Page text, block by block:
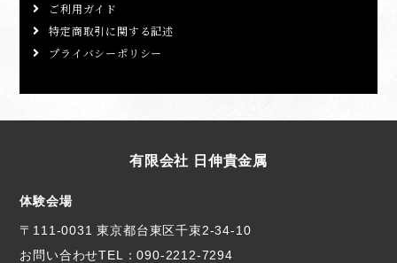
ご利用ガイド
特定商取引に関する記述
プライバシーポリシー
有限会社 日伸貴金属
体験会場
〒111-0031 東京都台東区千束2-34-10
お問い合わせTEL：090-2212-7294